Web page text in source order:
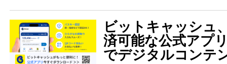
ビットキャッシュ
済可能な公式アプ
でデジタルコンテ